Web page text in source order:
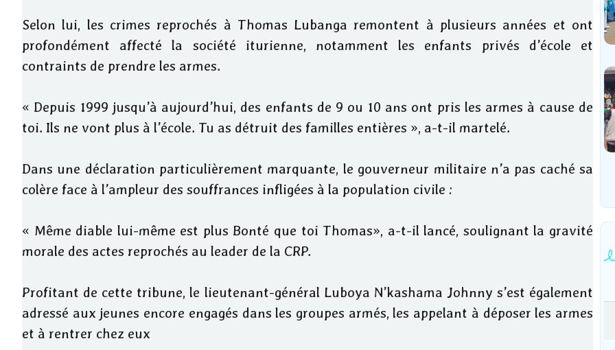
Selon lui, les crimes reprochés à Thomas Lubanga remontent à plusieurs années et ont
profondément affecté la société iturienne, notamment les enfants privés d’école et
contraints de prendre les armes.
« Depuis 1999 jusqu’à aujourd’hui, des enfants de 9 ou 10 ans ont pris les armes à cause de
toi. Ils ne vont plus à l’école. Tu as détruit des familles entières », a-t-il martelé.
Dans une déclaration particulièrement marquante, le gouverneur militaire n’a pas caché sa
colère face à l’ampleur des souffrances infligées à la population civile :
« Même diable lui-même est plus Bonté que toi Thomas», a-t-il lancé, soulignant la gravité
morale des actes reprochés au leader de la CRP.
Profitant de cette tribune, le lieutenant-général Luboya N’kashama Johnny s’est également
adressé aux jeunes encore engagés dans les groupes armés, les appelant à déposer les armes
et à rentrer chez eux